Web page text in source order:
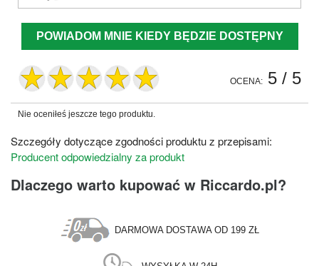
POWIADOM MNIE KIEDY BĘDZIE DOSTĘPNY
OCENA: 5 / 5
Nie oceniłeś jeszcze tego produktu.
Szczegóły dotyczące zgodności produktu z przepisami:
Producent odpowiedzialny za produkt
Dlaczego warto kupować w Riccardo.pl?
DARMOWA DOSTAWA OD 199 ZŁ